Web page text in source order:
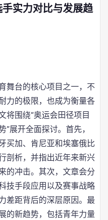
实力对比与发展趋
舞台的核心项目之一，不
力的极限，也成为衡量各
将围绕“奥运会田径项目
展开全面探讨。首先，
买加、肯尼亚和埃塞俄比
剖析，并指出近年来新兴
的冲击。其次，文章会分
技手段应用以及赛事战略
差距背后的深层原因。最
的新趋势，包括青年力量